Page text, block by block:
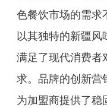
色餐饮市场的需求
以其独特的新疆风
满足了现代消费者
求。品牌的创新营
为加盟商提供了稳